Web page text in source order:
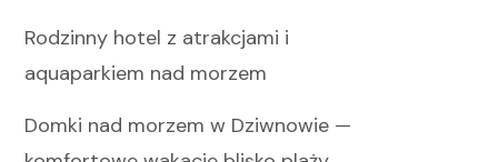
Rodzinny hotel z atrakcjami i
aquaparkiem nad morzem
Domki nad morzem w Dziwnowie —